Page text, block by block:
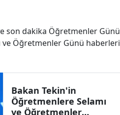
son dakika Öğretmenler Günü
Öğretmenler Günü haberleri
Bakan Tekin'in
Öğretmenlere Selamı
ve Öğretmenler